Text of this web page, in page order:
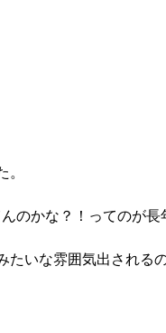
のかな？！ってのが
たいな雰囲気出される